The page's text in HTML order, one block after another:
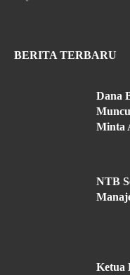
BERITA TERBARU
Dana
Minta
NTB
Ketua